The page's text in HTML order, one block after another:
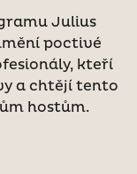
Julius
poctivé
kteří
a chtějí tento
hostům.